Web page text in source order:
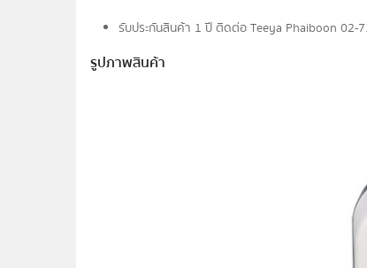
รับประกันสินค้า 1 ปี ติดต่อ Teeya Phaiboon 02-
รูปภาพสินค้า